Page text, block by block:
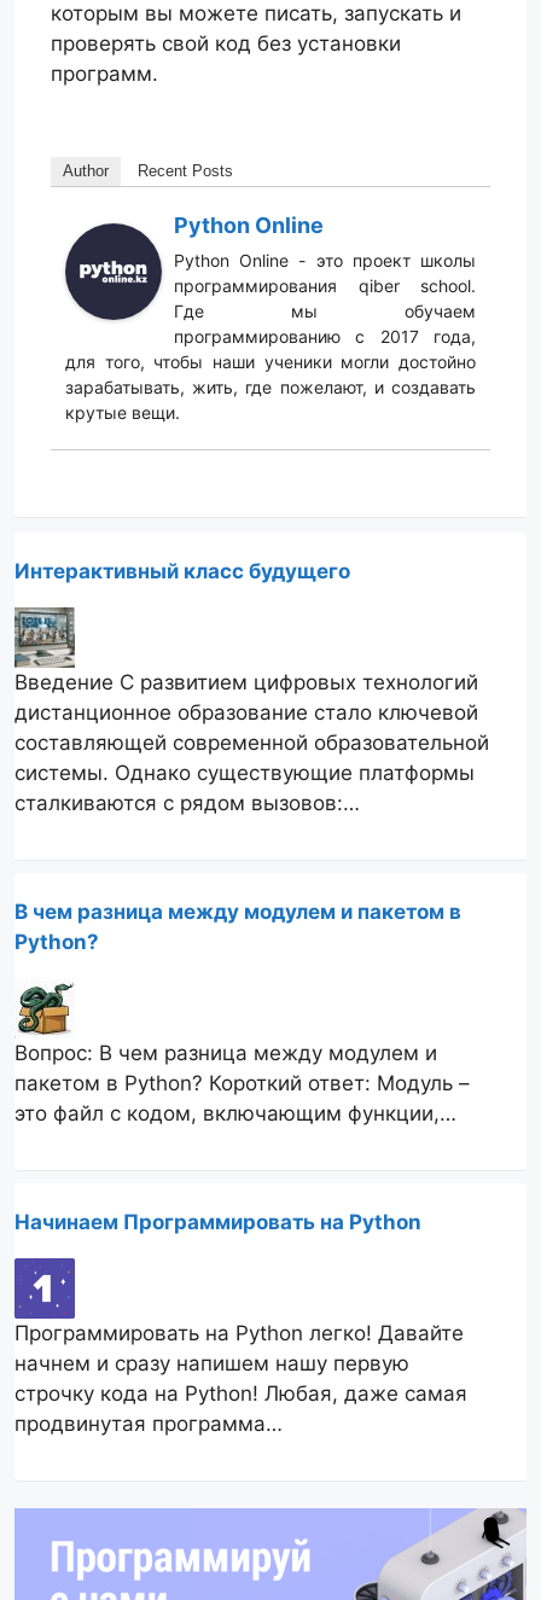
которым вы можете писать, запускать и
проверять свой код без установки
программ.
Author Recent Posts
Python Online
Python Online - это проект школы
программирования qiber school.
Где мы обучаем
программированию c 2017 года,
для того, чтобы наши ученики могли достойно
зарабатывать, жить, где пожелают, и создавать
крутые вещи.
Интерактивный класс будущего
Введение С развитием цифровых технологий
дистанционное образование стало ключевой
составляющей современной образовательной
системы. Однако существующие платформы
сталкиваются с рядом вызовов:…
В чем разница между модулем и пакетом в
Python?
Вопрос: В чем разница между модулем и
пакетом в Python? Короткий ответ: Модуль –
это файл с кодом, включающим функции,…
Начинаем Программировать на Python
Программировать на Python легко! Давайте
начнем и сразу напишем нашу первую
строчку кода на Python! Любая, даже самая
продвинутая программа…